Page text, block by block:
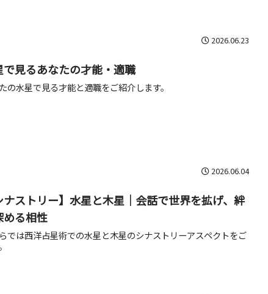
2026.06.23
で見るあなたの才能・適職
の水星で見る才能と適職をご紹介します。
2026.06.04
ナストリー】水星と木星｜会話で世界を拡げ、絆
める相性
では西洋占星術での水星と木星のシナストリーアスペクトをご